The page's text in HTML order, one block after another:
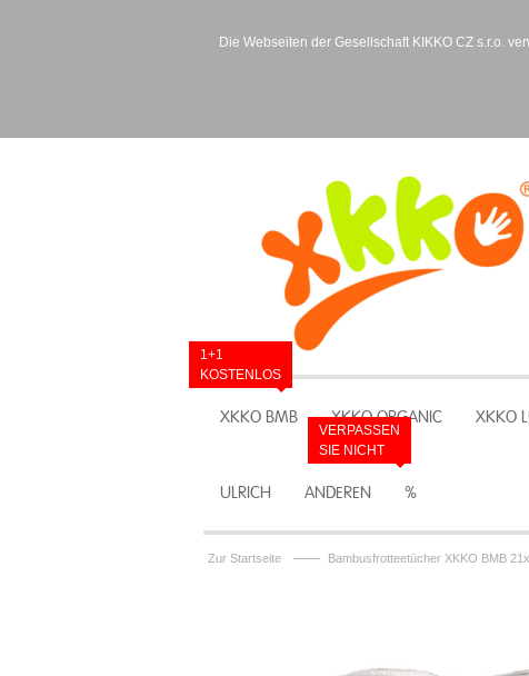
Die Webseiten der Gesellschaft KIKKO CZ s.r.o.
XKKO BMB
1+1
KOSTENLOS
XKKO ORGANIC XKKO
ULRICH ANDEREN %
VERPASSEN
SIE NICHT
Zur Startseite —— Bambusfrotteetücher XKKO BMB